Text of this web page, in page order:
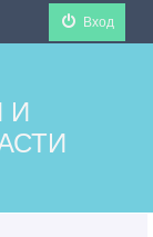
Вход
И